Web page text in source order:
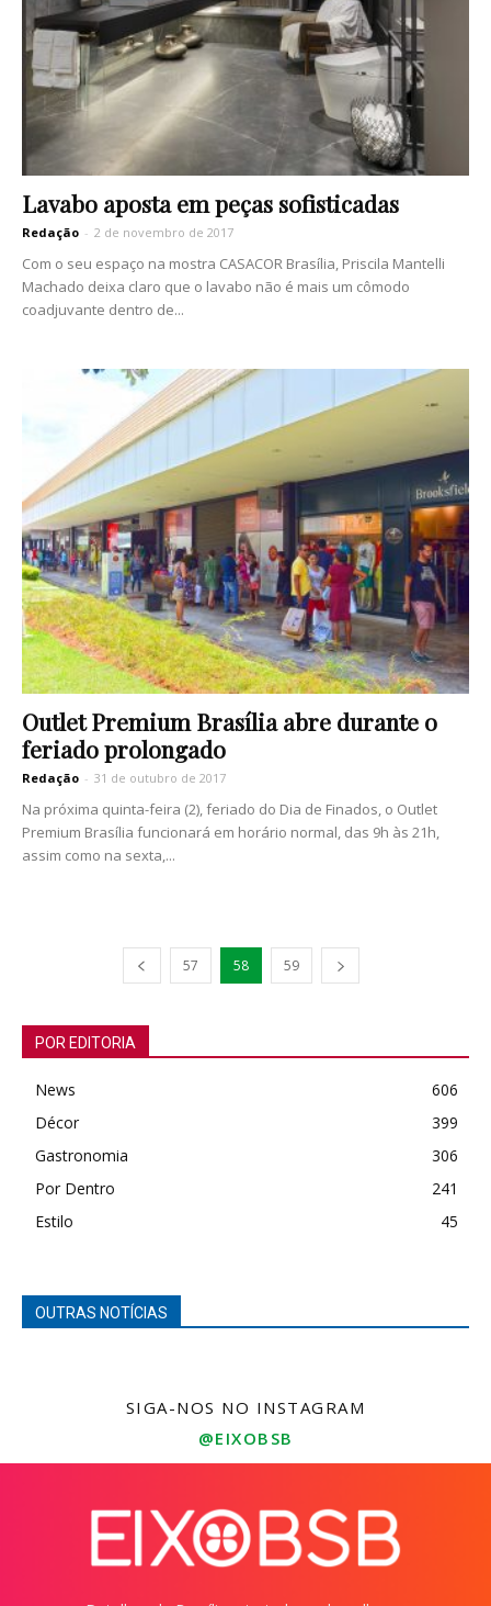
Lavabo aposta em peças sofisticadas
Redação - 2 de novembro de 2017
Com o seu espaço na mostra CASACOR Brasília, Priscila Mantelli
Machado deixa claro que o lavabo não é mais um cômodo
coadjuvante dentro de...
Outlet Premium Brasília abre durante o
feriado prolongado
Redação - 31 de outubro de 2017
Na próxima quinta-feira (2), feriado do Dia de Finados, o Outlet
Premium Brasília funcionará em horário normal, das 9h às 21h,
assim como na sexta,...
57 58 59
POR EDITORIA
News
606
Décor
399
Gastronomia
306
Por Dentro
241
Estilo
45
OUTRAS NOTÍCIAS
SIGA-NOS NO INSTAGRAM
@EIXOBSB